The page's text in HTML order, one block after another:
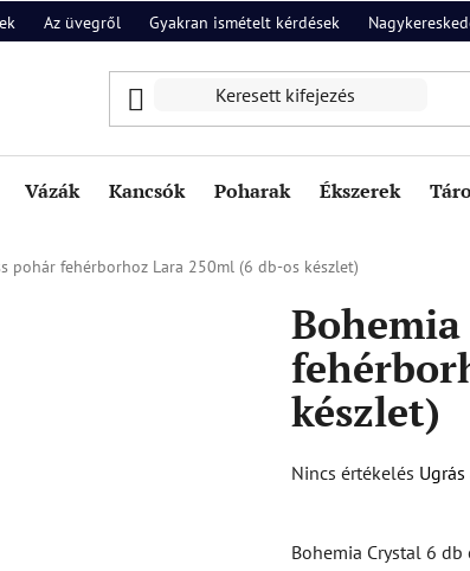
Az üvegről Gyakran ismételt kérdések
Vázák Kancsók Poharak Ékszerek
pohár fehérborhoz Lara 250ml (6 db-os készlet)
készlet)
A
Nincs értékelés
Bohemia Crystal 6